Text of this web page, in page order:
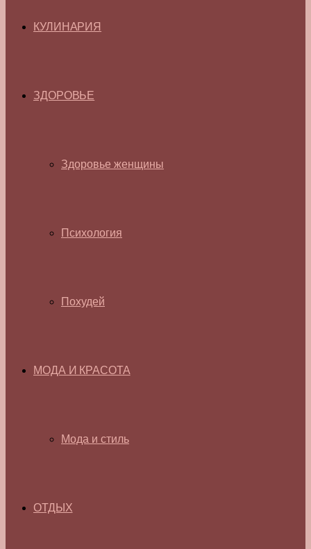
КУЛИНАРИЯ
ЗДОРОВЬЕ
Здоровье женщины
Психология
Похудей
МОДА И КРАСОТА
Мода и стиль
ОТДЫХ